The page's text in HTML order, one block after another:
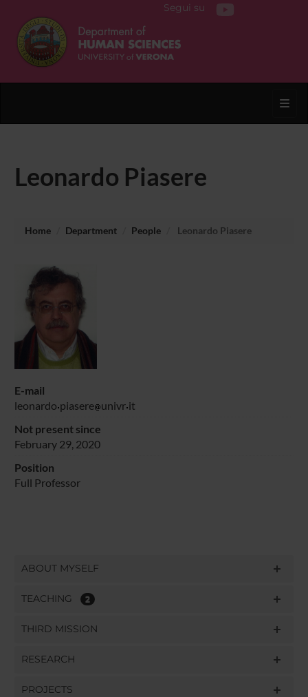
Segui su
Leonardo Piasere
Home Department People Leonardo Piasere
E-mail
leonardo piasere univr it
Not present since
February 29, 2020
Position
Full Professor
ABOUT MYSELF
TEACHING 2
THIRD MISSION
RESEARCH
PROJECTS